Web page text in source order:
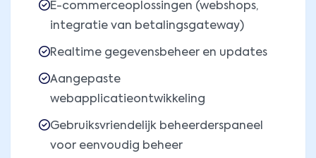
E-commerceoplossingen (webshops,
integratie van betalingsgateway)
Realtime gegevensbeheer en updates
Aangepaste
webapplicatieontwikkeling
Gebruiksvriendelijk beheerderspaneel
voor eenvoudig beheer